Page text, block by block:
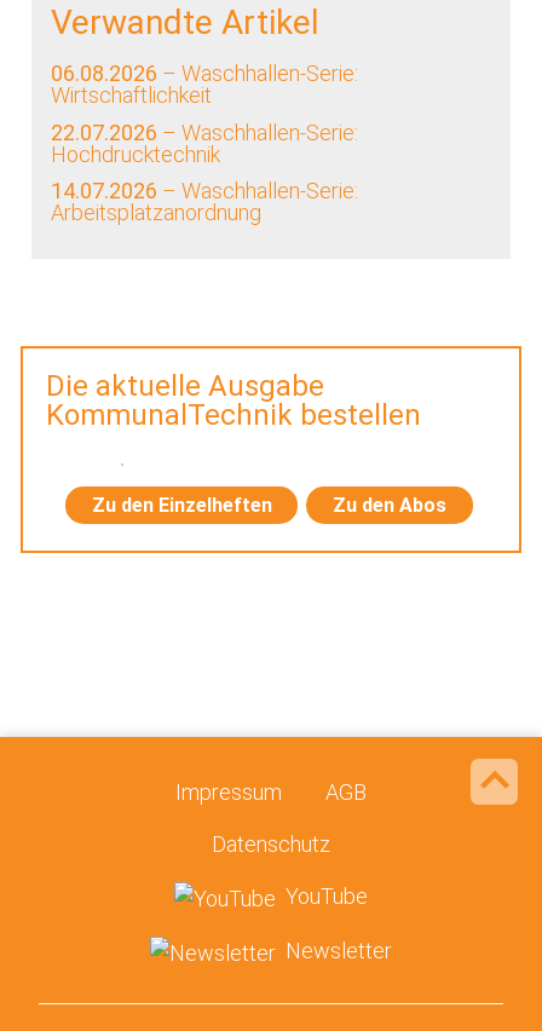
Verwandte Artikel
06.08.2026 – Waschhallen-Serie:
Wirtschaftlichkeit
22.07.2026 – Waschhallen-Serie:
Hochdrucktechnik
14.07.2026 – Waschhallen-Serie:
Arbeitsplatzanordnung
Die aktuelle Ausgabe
KommunalTechnik bestellen
Zu den Einzelheften Zu den Abos
Impressum AGB
Datenschutz
YouTube
Newsletter